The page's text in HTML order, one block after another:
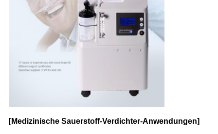
[Medizinische Sauerstoff-Verdichter-Anwendungen]